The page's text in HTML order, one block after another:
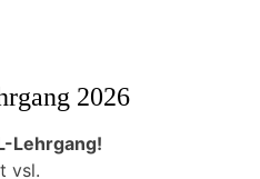
2026
Lehrgang!
vsl.